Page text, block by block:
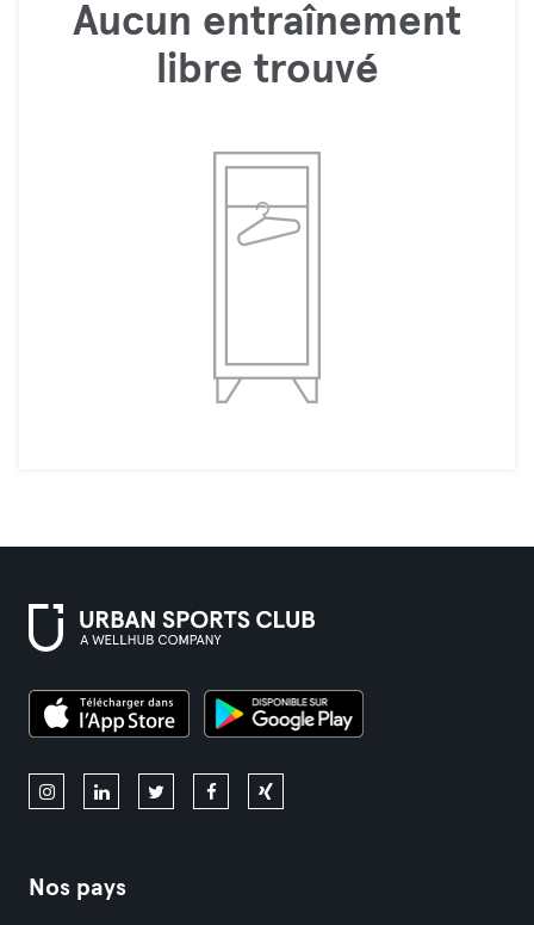
Aucun entraînement
libre trouvé
Nos pays